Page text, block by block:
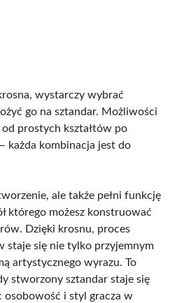
wystarczy wybrać
go na sztandar. Możliwości
prostych kształtów po
każda kombinacja jest do
ale także pełni funkcję
którego możesz konstruować
Dzięki krosnu, proces
staje się nie tylko przyjemnym
artystycznego wyrazu. To
stworzony sztandar staje się
osobowość i styl gracza w